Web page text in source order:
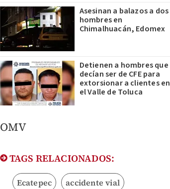
Asesinan a balazos a dos
hombres en
Chimalhuacán, Edomex
Detienen a hombres que
decían ser de CFE para
extorsionar a clientes en
el Valle de Toluca
OMV
TAGS RELACIONADOS:
Ecatepec accidente vial